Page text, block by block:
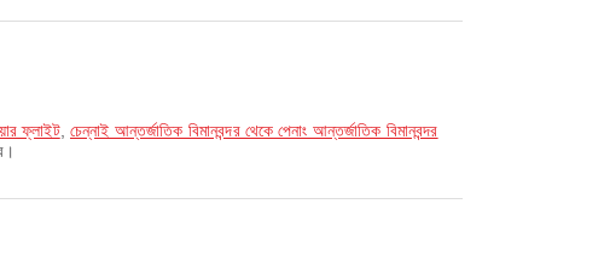
ফ্লাইট, চেন্নাই আন্তর্জাতিক বিমানবন্দর থেকে পেনাং আন্তর্জাতিক বিমানবন্দর